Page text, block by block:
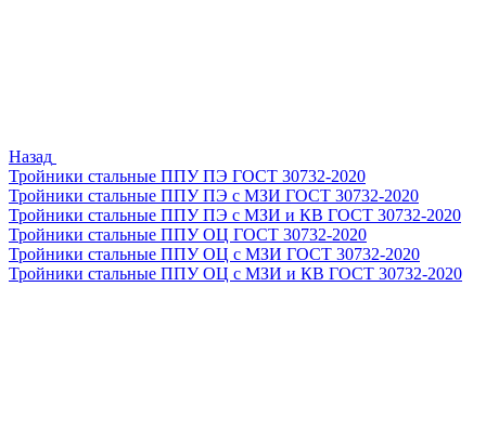
Назад
Тройники стальные ППУ ПЭ ГОСТ 30732-2020
Тройники стальные ППУ ПЭ с МЗИ ГОСТ 30732-2020
Тройники стальные ППУ ПЭ с МЗИ и КВ ГОСТ 30732-2020
Тройники стальные ППУ ОЦ ГОСТ 30732-2020
Тройники стальные ППУ ОЦ с МЗИ ГОСТ 30732-2020
Тройники стальные ППУ ОЦ с МЗИ и КВ ГОСТ 30732-2020